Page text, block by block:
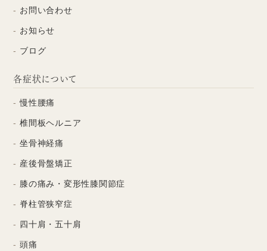
お問い合わせ
お知らせ
ブログ
各症状について
慢性腰痛
椎間板ヘルニア
坐骨神経痛
産後骨盤矯正
膝の痛み・変形性膝関節症
脊柱管狭窄症
四十肩・五十肩
頭痛